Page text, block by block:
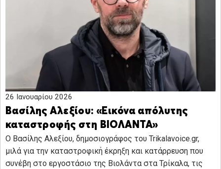
26 Ιανουαρίου 2026
Βασίλης Αλεξίου: «Εικόνα απόλυτης
καταστροφής στη ΒΙΟΛΑΝΤΑ»
Ο Βασίλης Αλεξίου, δημοσιογράφος του Trikalavoice.gr,
μιλά για την καταστροφική έκρηξη και κατάρρευση που
συνέβη στο εργοστάσιο της Βιολάντα στα Τρίκαλα, τις